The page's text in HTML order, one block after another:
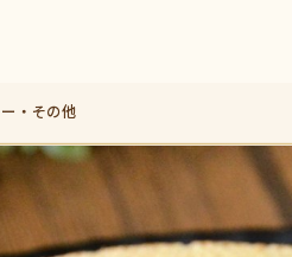
・その他
の人気バウムクーヘ